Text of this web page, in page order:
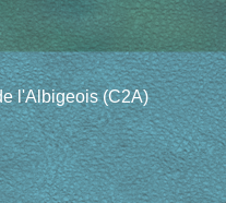
l'Albigeois (C2A)